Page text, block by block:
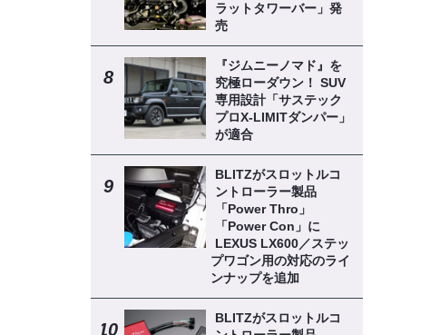
ラットタワーバー」発
売
『ジムニーノマド』を
究極ローダウン！ SUV
専用設計「サステック
プロX-LIMITダンパー」
が適合
BLITZがスロットルコ
ントローラー製品
「Power Thro」
「Power Con」に
LEXUS LX600／ステッ
プワゴン用の対応のライ
ンナップを追加
BLITZがスロットルコ